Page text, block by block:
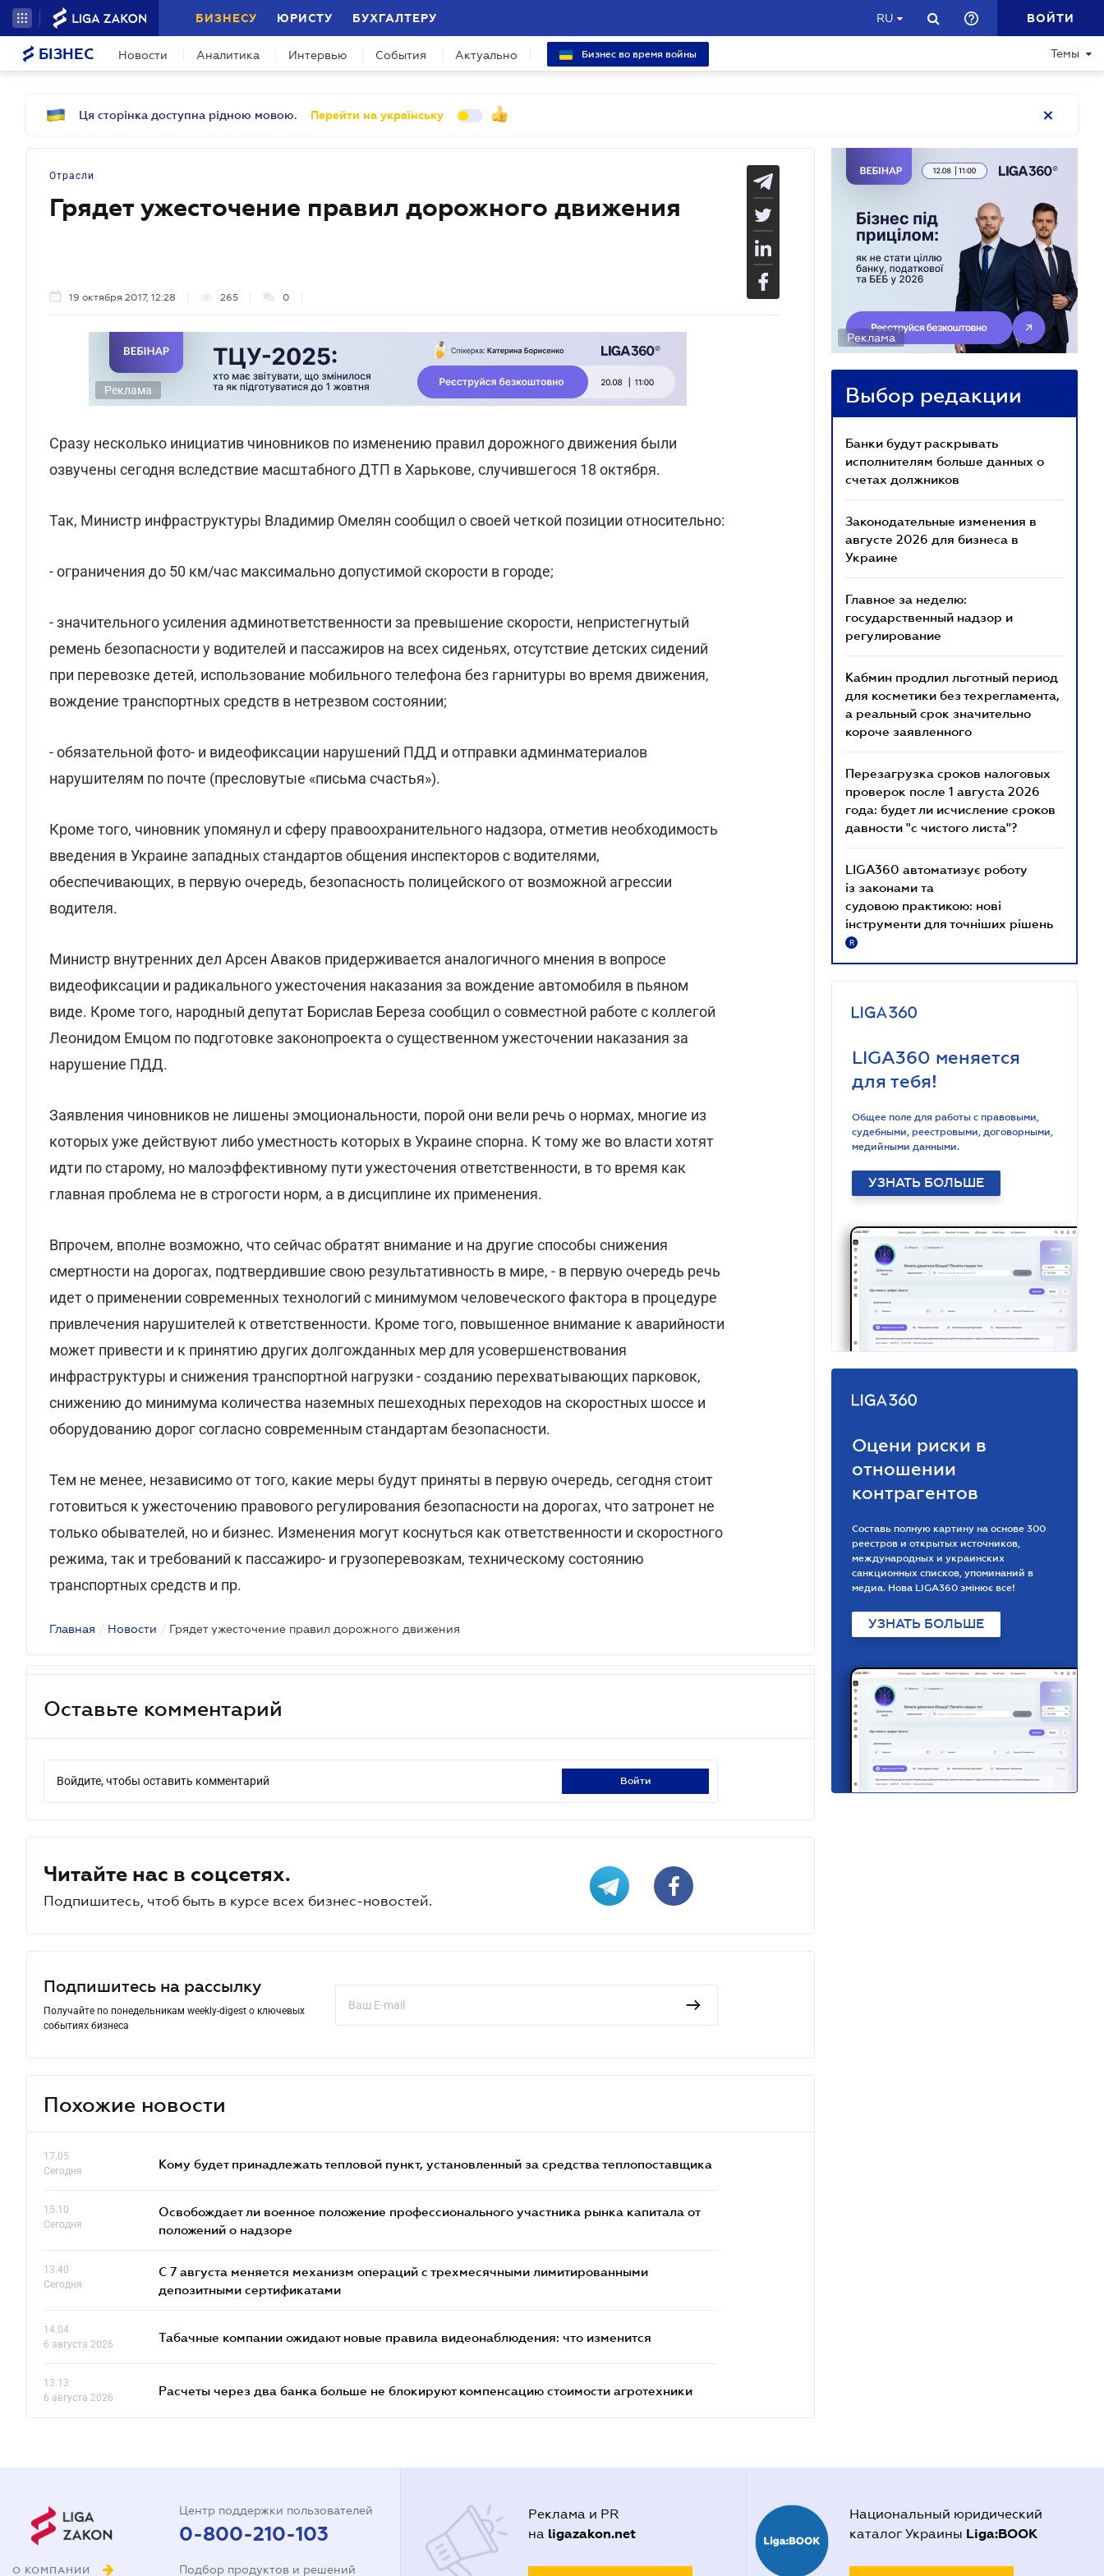
БИЗНЕСУ ЮРИСТУ БУХГАЛТЕРУ RU ВОЙТИ
БІЗНЕС Новости Аналитика Интервью События Актуально Бизнес во время войны Темы
Ця сторінка доступна рідною мовою. Перейти на українську
Отрасли
Грядет ужесточение правил дорожного движения
19 октября 2017, 12:28 265 0
Реклама
Сразу несколько инициатив чиновников по изменению правил дорожного движения были
озвучены сегодня вследствие масштабного ДТП в Харькове, случившегося 18 октября.
Так, Министр инфраструктуры Владимир Омелян сообщил о своей четкой позиции относительно:
- ограничения до 50 км/час максимально допустимой скорости в городе;
- значительного усиления админответственности за превышение скорости, непристегнутый
ремень безопасности у водителей и пассажиров на всех сиденьях, отсутствие детских сидений
при перевозке детей, использование мобильного телефона без гарнитуры во время движения,
вождение транспортных средств в нетрезвом состоянии;
- обязательной фото- и видеофиксации нарушений ПДД и отправки админматериалов
нарушителям по почте (пресловутые «письма счастья»).
Кроме того, чиновник упомянул и сферу правоохранительного надзора, отметив необходимость
введения в Украине западных стандартов общения инспекторов с водителями,
обеспечивающих, в первую очередь, безопасность полицейского от возможной агрессии
водителя.
Министр внутренних дел Арсен Аваков придерживается аналогичного мнения в вопросе
видеофиксации и радикального ужесточения наказания за вождение автомобиля в пьяном
виде. Кроме того, народный депутат Борислав Береза сообщил о совместной работе с коллегой
Леонидом Емцом по подготовке законопроекта о существенном ужесточении наказания за
нарушение ПДД.
Заявления чиновников не лишены эмоциональности, порой они вели речь о нормах, многие из
которых уже действуют либо уместность которых в Украине спорна. К тому же во власти хотят
идти по старому, но малоэффективному пути ужесточения ответственности, в то время как
главная проблема не в строгости норм, а в дисциплине их применения.
Впрочем, вполне возможно, что сейчас обратят внимание и на другие способы снижения
смертности на дорогах, подтвердившие свою результативность в мире, - в первую очередь речь
идет о применении современных технологий с минимумом человеческого фактора в процедуре
привлечения нарушителей к ответственности. Кроме того, повышенное внимание к аварийности
может привести и к принятию других долгожданных мер для усовершенствования
инфраструктуры и снижения транспортной нагрузки - созданию перехватывающих парковок,
снижению до минимума количества наземных пешеходных переходов на скоростных шоссе и
оборудованию дорог согласно современным стандартам безопасности.
Тем не менее, независимо от того, какие меры будут приняты в первую очередь, сегодня стоит
готовиться к ужесточению правового регулирования безопасности на дорогах, что затронет не
только обывателей, но и бизнес. Изменения могут коснуться как ответственности и скоростного
режима, так и требований к пассажиро- и грузоперевозкам, техническому состоянию
транспортных средств и пр.
Главная / Новости / Грядет ужесточение правил дорожного движения
Оставьте комментарий
Войдите, чтобы оставить комментарий войти
Читайте нас в соцсетях.
Подпишитесь, чтоб быть в курсе всех бизнес-новостей.
Подпишитесь на рассылку
Получайте по понедельникам weekly-digest о ключевых
событиях бизнеса
Похожие новости
17.05
Сегодня
Кому будет принадлежать тепловой пункт, установленный за средства теплопоставщика
15.10
Сегодня
Освобождает ли военное положение профессионального участника рынка капитала от
положений о надзоре
13.40
Сегодня
С 7 августа меняется механизм операций с трехмесячными лимитированными
депозитными сертификатами
14.04
6 августа 2026
Табачные компании ожидают новые правила видеонаблюдения: что изменится
13.13
6 августа 2026
Расчеты через два банка больше не блокируют компенсацию стоимости агротехники
Реклама
Выбор редакции
Банки будут раскрывать
исполнителям больше данных о
счетах должников
Законодательные изменения в
августе 2026 для бизнеса в
Украине
Главное за неделю:
государственный надзор и
регулирование
Кабмин продлил льготный период
для косметики без техрегламента,
а реальный срок значительно
короче заявленного
Перезагрузка сроков налоговых
проверок после 1 августа 2026
года: будет ли исчисление сроков
давности "с чистого листа"?
LIGA360 автоматизує роботу
із законами та
судовою практикою: нові
інструменти для точніших рішень
R
LIGA360 меняется
для тебя!
Общее поле для работы с правовыми,
судебными, реестровыми, договорными,
медийными данными.
УЗНАТЬ БОЛЬШЕ
Оцени риски в
отношении
контрагентов
Составь полную картину на основе 300
реестров и открытых источников,
международных и украинских
санкционных списков, упоминаний в
медиа. Нова LIGA360 змінює все!
УЗНАТЬ БОЛЬШЕ
О КОМПАНИИ
Центр поддержки пользователей
0-800-210-103
Подбор продуктов и решений
Реклама и PR
на ligazakon.net
Национальный юридический
каталог Украины Liga:BOOK